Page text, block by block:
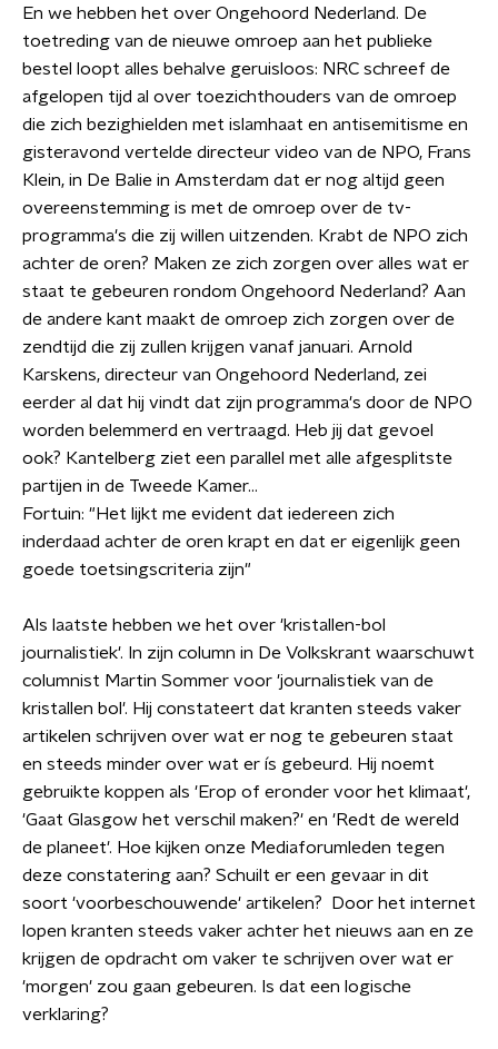
En we hebben het over Ongehoord Nederland. De
toetreding van de nieuwe omroep aan het publieke
bestel loopt alles behalve geruisloos: NRC schreef de
afgelopen tijd al over toezichthouders van de omroep
die zich bezighielden met islamhaat en antisemitisme en
gisteravond vertelde directeur video van de NPO, Frans
Klein, in De Balie in Amsterdam dat er nog altijd geen
overeenstemming is met de omroep over de tv-
programma's die zij willen uitzenden. Krabt de NPO zich
achter de oren? Maken ze zich zorgen over alles wat er
staat te gebeuren rondom Ongehoord Nederland? Aan
de andere kant maakt de omroep zich zorgen over de
zendtijd die zij zullen krijgen vanaf januari. Arnold
Karskens, directeur van Ongehoord Nederland, zei
eerder al dat hij vindt dat zijn programma's door de NPO
worden belemmerd en vertraagd. Heb jij dat gevoel
ook? Kantelberg ziet een parallel met alle afgesplitste
partijen in de Tweede Kamer...
Fortuin: "Het lijkt me evident dat iedereen zich
inderdaad achter de oren krapt en dat er eigenlijk geen
goede toetsingscriteria zijn"
Als laatste hebben we het over 'kristallen-bol
journalistiek'. In zijn column in De Volkskrant waarschuwt
columnist Martin Sommer voor 'journalistiek van de
kristallen bol'. Hij constateert dat kranten steeds vaker
artikelen schrijven over wat er nog te gebeuren staat
en steeds minder over wat er ís gebeurd. Hij noemt
gebruikte koppen als 'Erop of eronder voor het klimaat',
'Gaat Glasgow het verschil maken?' en 'Redt de wereld
de planeet'. Hoe kijken onze Mediaforumleden tegen
deze constatering aan? Schuilt er een gevaar in dit
soort 'voorbeschouwende' artikelen? Door het internet
lopen kranten steeds vaker achter het nieuws aan en ze
krijgen de opdracht om vaker te schrijven over wat er
'morgen' zou gaan gebeuren. Is dat een logische
verklaring?